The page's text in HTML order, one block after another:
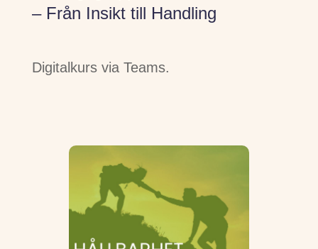
– Från Insikt till Handling
Digitalkurs via Teams.